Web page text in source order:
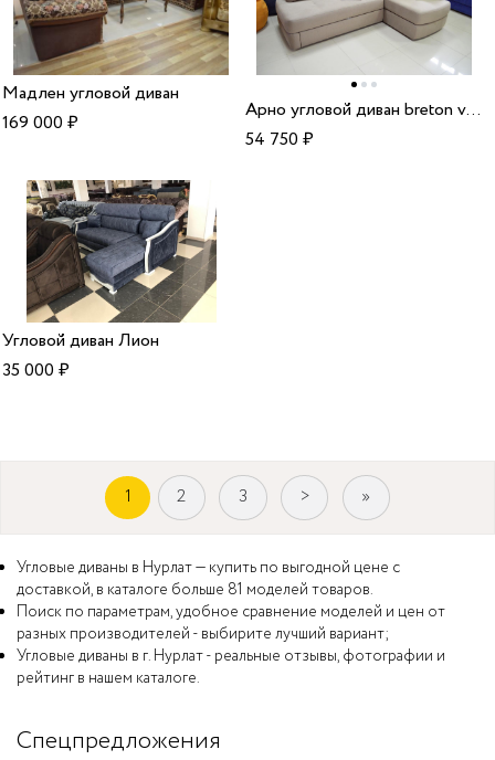
Мадлен угловой диван
169 000₽
Арно угловой диван breton vision
54 750₽
Угловой диван Лион
35 000₽
1 2 3 > »
Угловые диваны в Нурлат — купить по выгодной цене с
доставкой, в каталоге больше 81 моделей товаров.
Поиск по параметрам, удобное сравнение моделей и цен от
разных производителей - выбирите лучший вариант;
Угловые диваны в г. Нурлат - реальные отзывы, фотографии и
рейтинг в нашем каталоге.
Спецпредложения